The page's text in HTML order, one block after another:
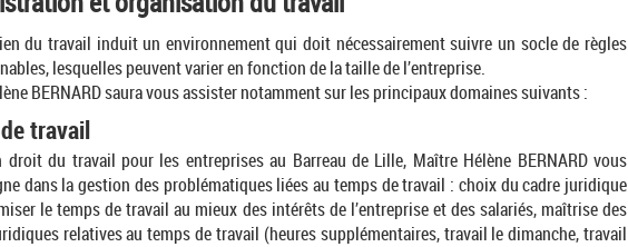
du travail induit un environnement qui doit nécessairement suivre un socle de règles
lesquelles peuvent varier en fonction de la taille de l’entreprise.
BERNARD saura vous assister notamment sur les principaux domaines suivants :
travail
droit du travail pour les entreprises au Barreau de Lille, Maître Hélène BERNARD vous
dans la gestion des problématiques liées au temps de travail : choix du cadre juridique
le temps de travail au mieux des intérêts de l’entreprise et des salariés, maîtrise des
relatives au temps de travail (heures supplémentaires, travail le dimanche, travail